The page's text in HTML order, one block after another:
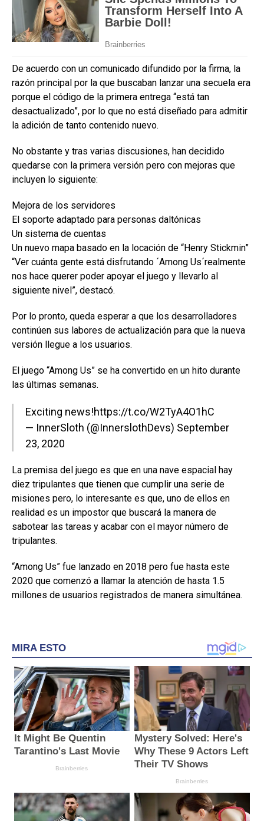
De acuerdo con un comunicado difundido por la firma, la
razón principal por la que buscaban lanzar una secuela era
porque el código de la primera entrega “está tan
desactualizado”, por lo que no está diseñado para admitir
la adición de tanto contenido nuevo.
No obstante y tras varias discusiones, han decidido
quedarse con la primera versión pero con mejoras que
incluyen lo siguiente:
Mejora de los servidores
El soporte adaptado para personas daltónicas
Un sistema de cuentas
Un nuevo mapa basado en la locación de “Henry Stickmin”
“Ver cuánta gente está disfrutando ´Among Us´realmente
nos hace querer poder apoyar el juego y llevarlo al
siguiente nivel”, destacó.
Por lo pronto, queda esperar a que los desarrolladores
continúen sus labores de actualización para que la nueva
versión llegue a los usuarios.
El juego “Among Us” se ha convertido en un hito durante
las últimas semanas.
Exciting news!https://t.co/W2TyA4O1hC
— InnerSloth (@InnerslothDevs) September
23, 2020
La premisa del juego es que en una nave espacial hay
diez tripulantes que tienen que cumplir una serie de
misiones pero, lo interesante es que, uno de ellos en
realidad es un impostor que buscará la manera de
sabotear las tareas y acabar con el mayor número de
tripulantes.
“Among Us” fue lanzado en 2018 pero fue hasta este
2020 que comenzó a llamar la atención de hasta 1.5
millones de usuarios registrados de manera simultánea.